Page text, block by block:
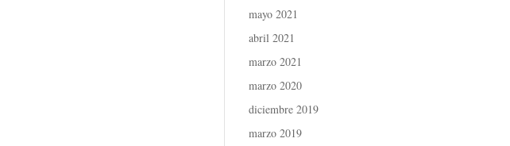
mayo 2021
abril 2021
marzo 2021
marzo 2020
diciembre 2019
marzo 2019